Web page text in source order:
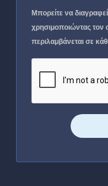
Μπορείτε να
χρησιμοποιώντας τον
περιλαμβάνεται σε